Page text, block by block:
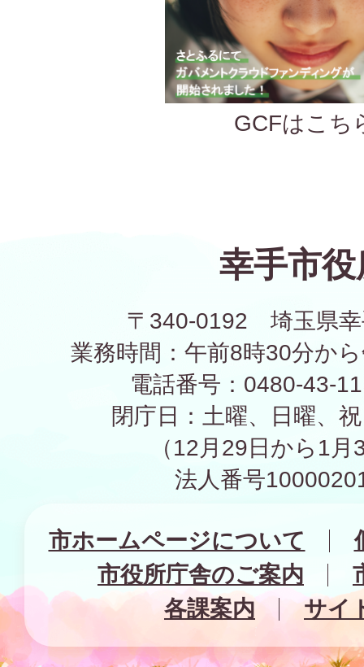
GCFはこち
幸手市役
〒340-0192 埼玉県幸
業務時間：午前8時30分か
電話番号：0480-43-
閉庁日：土曜、日曜、
（12月29日から1
法人番号
市ホームページについて
市役所庁舎のご案内
各課案内
サイ